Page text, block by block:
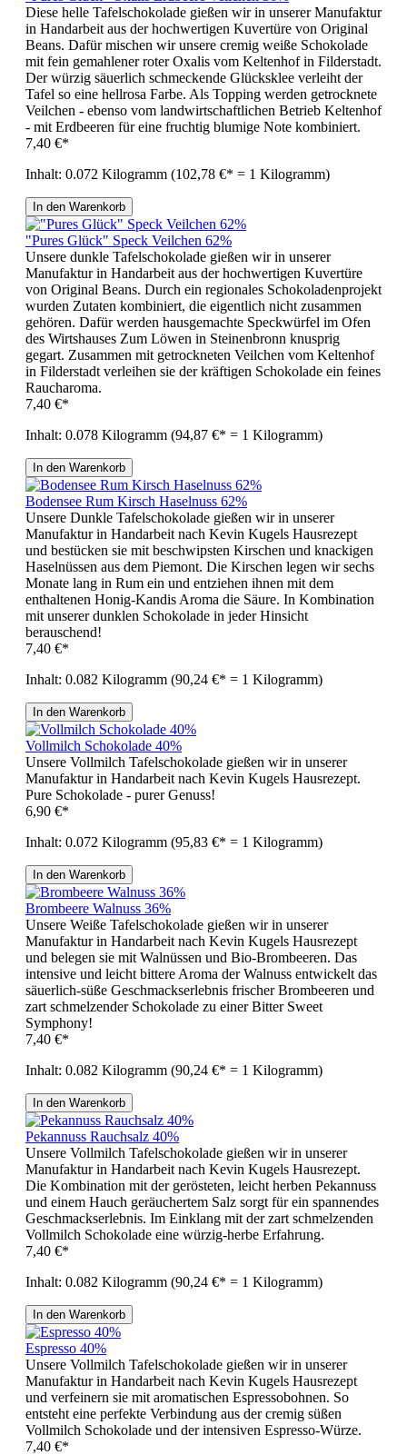
Diese helle Tafelschokolade gießen wir in unserer Manufaktur
in Handarbeit aus der hochwertigen Kuvertüre von Original
Beans. Dafür mischen wir unsere cremig weiße Schokolade
mit fein gemahlener roter Oxalis vom Keltenhof in Filderstadt.
Der würzig säuerlich schmeckende Glücksklee verleiht der
Tafel so eine hellrosa Farbe. Als Topping werden getrocknete
Veilchen - ebenso vom landwirtschaftlichen Betrieb Keltenhof
- mit Erdbeeren für eine fruchtig blumige Note kombiniert.
7,40 €*
Inhalt: 0.072 Kilogramm (102,78 €* = 1 Kilogramm)
In den Warenkorb
"Pures Glück" Speck Veilchen 62%
Unsere dunkle Tafelschokolade gießen wir in unserer
Manufaktur in Handarbeit aus der hochwertigen Kuvertüre
von Original Beans. Durch ein regionales Schokoladenprojekt
wurden Zutaten kombiniert, die eigentlich nicht zusammen
gehören. Dafür werden hausgemachte Speckwürfel im Ofen
des Wirtshauses Zum Löwen in Steinenbronn knusprig
gegart. Zusammen mit getrockneten Veilchen vom Keltenhof
in Filderstadt verleihen sie der kräftigen Schokolade ein feines
Raucharoma.
7,40 €*
Inhalt: 0.078 Kilogramm (94,87 €* = 1 Kilogramm)
In den Warenkorb
Bodensee Rum Kirsch Haselnuss 62%
Unsere Dunkle Tafelschokolade gießen wir in unserer
Manufaktur in Handarbeit nach Kevin Kugels Hausrezept
und bestücken sie mit beschwipsten Kirschen und knackigen
Haselnüssen aus dem Piemont. Die Kirschen legen wir sechs
Monate lang in Rum ein und entziehen ihnen mit dem
enthaltenen Honig-Kandis Aroma die Säure. In Kombination
mit unserer dunklen Schokolade in jeder Hinsicht
berauschend!
7,40 €*
Inhalt: 0.082 Kilogramm (90,24 €* = 1 Kilogramm)
In den Warenkorb
Vollmilch Schokolade 40%
Unsere Vollmilch Tafelschokolade gießen wir in unserer
Manufaktur in Handarbeit nach Kevin Kugels Hausrezept.
Pure Schokolade - purer Genuss!
6,90 €*
Inhalt: 0.072 Kilogramm (95,83 €* = 1 Kilogramm)
In den Warenkorb
Brombeere Walnuss 36%
Unsere Weiße Tafelschokolade gießen wir in unserer
Manufaktur in Handarbeit nach Kevin Kugels Hausrezept
und belegen sie mit Walnüssen und Bio-Brombeeren. Das
intensive und leicht bittere Aroma der Walnuss entwickelt das
säuerlich-süße Geschmackserlebnis frischer Brombeeren und
zart schmelzender Schokolade zu einer Bitter Sweet
Symphony!
7,40 €*
Inhalt: 0.082 Kilogramm (90,24 €* = 1 Kilogramm)
In den Warenkorb
Pekannuss Rauchsalz 40%
Unsere Vollmilch Tafelschokolade gießen wir in unserer
Manufaktur in Handarbeit nach Kevin Kugels Hausrezept.
Die Kombination mit der gerösteten, leicht herben Pekannuss
und einem Hauch geräuchertem Salz sorgt für ein spannendes
Geschmackserlebnis. Im Einklang mit der zart schmelzenden
Vollmilch Schokolade eine würzig-herbe Erfahrung.
7,40 €*
Inhalt: 0.082 Kilogramm (90,24 €* = 1 Kilogramm)
In den Warenkorb
Espresso 40%
Unsere Vollmilch Tafelschokolade gießen wir in unserer
Manufaktur in Handarbeit nach Kevin Kugels Hausrezept
und verfeinern sie mit aromatischen Espressobohnen. So
entsteht eine perfekte Verbindung aus der cremig süßen
Vollmilch Schokolade und der intensiven Espresso-Würze.
7,40 €*